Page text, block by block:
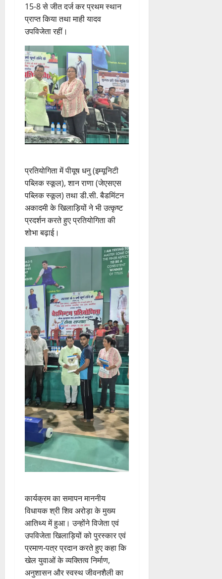
15-8 से जीत दर्ज कर प्रथम स्थान
प्राप्त किया तथा माही यादव
उपविजेता रहीं।
प्रतियोगिता में पीयूष धनु (इम्यूनिटी
पब्लिक स्कूल), शान राणा (जेएसएस
पब्लिक स्कूल) तथा डी.सी. बैडमिंटन
अकादमी के खिलाड़ियों ने भी उत्कृष्ट
प्रदर्शन करते हुए प्रतियोगिता की
शोभा बढ़ाई।
कार्यक्रम का समापन माननीय
विधायक श्री शिव अरोड़ा के मुख्य
आतिथ्य में हुआ। उन्होंने विजेता एवं
उपविजेता खिलाड़ियों को पुरस्कार एवं
प्रमाण-पत्र प्रदान करते हुए कहा कि
खेल युवाओं के व्यक्तित्व निर्माण,
अनुशासन और स्वस्थ जीवनशैली का